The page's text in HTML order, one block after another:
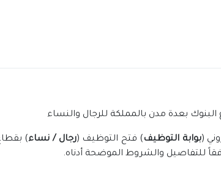
بعدة مدن بالمملكة للرجال والنساء
(بوابة التوظيف) فتح التوظيف (رجال / نساء)
للتفاصيل والشروط الموضحة أدناه.